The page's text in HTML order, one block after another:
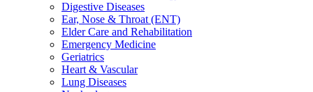
Digestive Diseases
Ear, Nose & Throat (ENT)
Elder Care and Rehabilitation
Emergency Medicine
Geriatrics
Heart & Vascular
Lung Diseases